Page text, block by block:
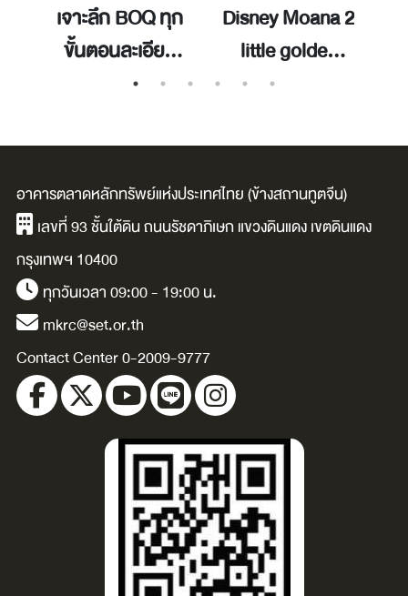
เจาะลึก BOQ ทุก
ขั้นตอนละเอียด
ยิบ เนื้อหาครบจบ
สำหรับผู้รับเหมา
และเจ้าของ
โครงการ คนอสัง
หาฯ มือใหม่ / เทวิ
นทร์ บุพฤทธิ์.
Disney Moana 2
little golden
book / adapted
illustrated by
Alex Cho.
อาคารตลาดหลักทรัพย์แห่งประเทศไทย (ข้างสถานทูตจีน)
เลขที่ 93 ชั้นใต้ดิน ถนนรัชดาภิเษก แขวงดินแดง เขตดินแดง
กรุงเทพฯ 10400
ทุกวันเวลา 09:00 - 19:00 น.
mkrc@set.or.th
Contact Center 0-2009-9777